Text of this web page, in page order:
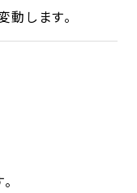
します。